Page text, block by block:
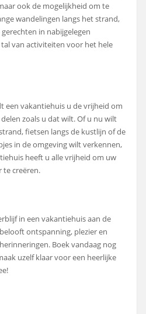
ook de mogelijkheid om te
wandelingen langs het strand,
in nabijgelegen
van activiteiten voor het hele
een vakantiehuis u de vrijheid om
zoals u dat wilt. Of u nu wilt
fietsen langs de kustlijn of de
in de omgeving wilt verkennen,
heeft u alle vrijheid om uw
te creëren.
in een vakantiehuis aan de
ontspanning, plezier en
Boek vandaag nog
uzelf klaar voor een heerlijke